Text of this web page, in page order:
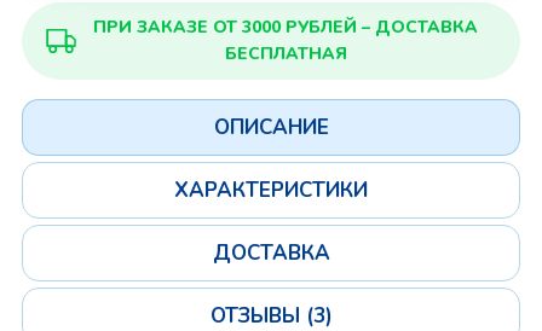
ПРИ ЗАКАЗЕ ОТ 3000 РУБЛЕЙ – ДОСТАВКА
БЕСПЛАТНАЯ
ОПИСАНИЕ
ХАРАКТЕРИСТИКИ
ДОСТАВКА
ОТЗЫВЫ (3)